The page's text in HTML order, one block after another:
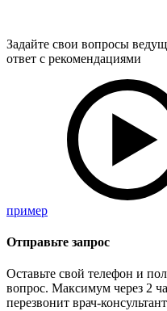
Задайте свои вопросы
ответ с рекомендациями
пример
Отправьте запрос
Оставьте свой телефон и
вопрос. Максимум через 2
перезвонит врач-